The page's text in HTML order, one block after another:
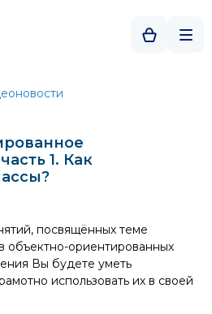
1. Как
посвящённых теме
объектно-ориентированных
Вы будете уметь
использовать их в своей